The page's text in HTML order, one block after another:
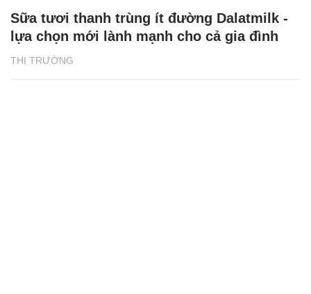
THỊ TRƯỜNG
Sữa tươi thanh trùng ít đường Dalatmilk -
lựa chọn mới lành mạnh cho cả gia đình